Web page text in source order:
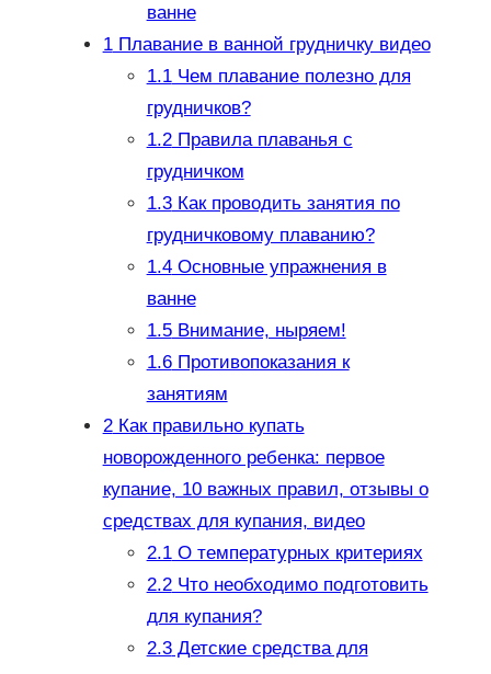
ванне
1Плавание в ванной грудничку видео
1.1Чем плавание полезно для
грудничков?
1.2Правила плаванья с
грудничком
1.3Как проводить занятия по
грудничковому плаванию?
1.4Основные упражнения в
ванне
1.5Внимание, ныряем!
1.6Противопоказания к
занятиям
2Как правильно купать
новорожденного ребенка: первое
купание, 10 важных правил, отзывы о
средствах для купания, видео
2.1О температурных критериях
2.2Что необходимо подготовить
для купания?
2.3Детские средства для